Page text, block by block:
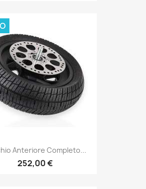
Anteriore Completo...
252,00 €